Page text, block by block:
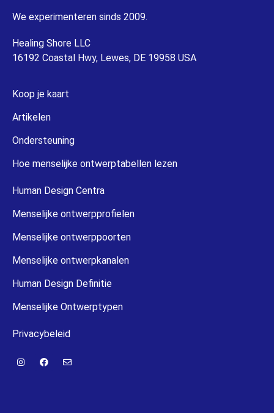
We experimenteren sinds 2009.
Healing Shore LLC
16192 Coastal Hwy, Lewes, DE 19958 USA
Koop je kaart
Artikelen
Ondersteuning
Hoe menselijke ontwerptabellen lezen
Human Design Centra
Menselijke ontwerpprofielen
Menselijke ontwerppoorten
Menselijke ontwerpkanalen
Human Design Definitie
Menselijke Ontwerptypen
Privacybeleid